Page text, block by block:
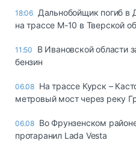
18:06 Дальнобойщик погиб в
на трассе М-10 в Тверской
11:50
В Ивановской области
бензин
06.08 На трассе Курск –
метровый мост через реку
06.08 Во Фрунзенском
протаранил Lada Vesta